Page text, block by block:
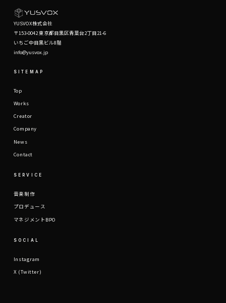
YUSVOX株式会社
〒153-0042 東京都目黒区青葉台2丁目21-6
いちご中目黒ビル8階
info@yusvox.jp
SITEMAP
Top
Works
Creator
Company
News
Contact
SERVICE
音楽制作
プロデュース
マネジメントBPO
SOCIAL
Instagram
X (Twitter)